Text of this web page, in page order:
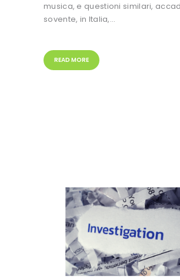
musica, e questioni similari,
sovente, in Italia,…
READ MORE